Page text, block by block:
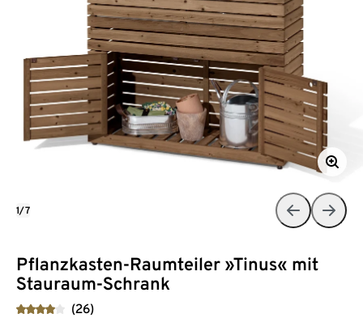
Pflanzkasten-Raumteiler »Tinus« mit
Stauraum-Schrank
(26)
1/7